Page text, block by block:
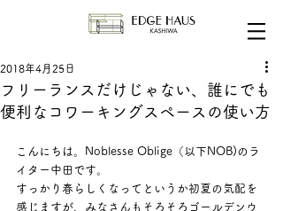
フリーランスだけじゃない、誰にでも
便利なコワーキングスペースの使い方
2018年4月25日
こんにちは。Noblesse Oblige（以下NOB)のラ
イター中田です。
すっかり春らしくなってというか初夏の気配を
感じますが、みなさんもそろそろゴールデンウ